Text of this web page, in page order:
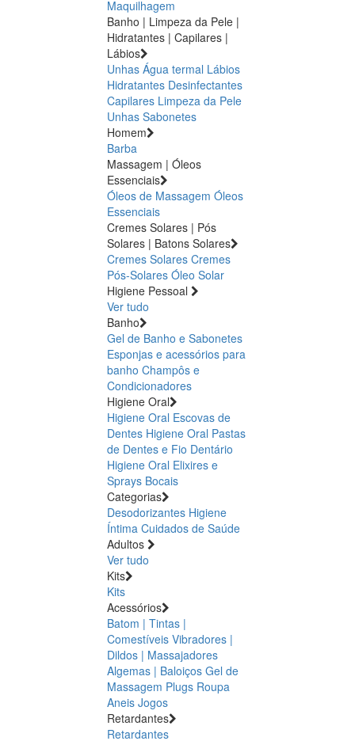
Maquilhagem
Banho | Limpeza da Pele |
Hidratantes | Capilares |
Lábios
Unhas Água termal Lábios
Hidratantes Desinfectantes
Capilares Limpeza da Pele
Unhas Sabonetes
Homem
Barba
Massagem | Óleos
Essenciais
Óleos de Massagem Óleos
Essenciais
Cremes Solares | Pós
Solares | Batons Solares
Cremes Solares Cremes
Pós-Solares Óleo Solar
Higiene Pessoal
Ver tudo
Banho
Gel de Banho e Sabonetes
Esponjas e acessórios para
banho Champôs e
Condicionadores
Higiene Oral
Higiene Oral Escovas de
Dentes Higiene Oral Pastas
de Dentes e Fio Dentário
Higiene Oral Elixires e
Sprays Bocais
Categorias
Desodorizantes Higiene
Íntima Cuidados de Saúde
Adultos
Ver tudo
Kits
Kits
Acessórios
Batom | Tintas |
Comestíveis Vibradores |
Dildos | Massajadores
Algemas | Baloiços Gel de
Massagem Plugs Roupa
Aneis Jogos
Retardantes
Retardantes